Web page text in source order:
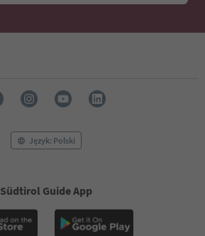
Język: Polski
Südtirol Guide App